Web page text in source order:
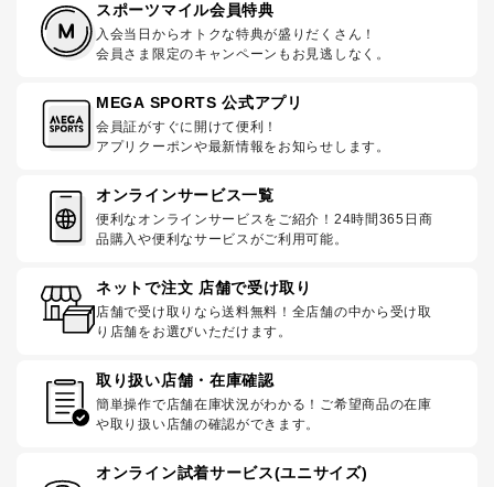
スポーツマイル会員特典
入会当日からオトクな特典が盛りだくさん！
会員さま限定のキャンペーンもお見逃しなく。
MEGA SPORTS 公式アプリ
会員証がすぐに開けて便利！
アプリクーポンや最新情報をお知らせします。
オンラインサービス一覧
便利なオンラインサービスをご紹介！24時間365日商
品購入や便利なサービスがご利用可能。
ネットで注文 店舗で受け取り
店舗で受け取りなら送料無料！全店舗の中から受け取
り店舗をお選びいただけます。
取り扱い店舗・在庫確認
簡単操作で店舗在庫状況がわかる！ご希望商品の在庫
や取り扱い店舗の確認ができます。
オンライン試着サービス(ユニサイズ)